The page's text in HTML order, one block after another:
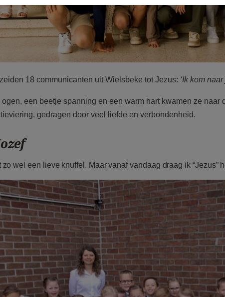
18 communicanten uit Wielsbeke tot Jezus: ‘Ik kom naar
ogen, een beetje spanning en een warm hart kwamen ze
gedragen door veel liefde en verbondenheid.
zo wel een lieve knuffel. Maar vanaf vandaag draag ik “Jezus”
eerste communie ginste.JPG